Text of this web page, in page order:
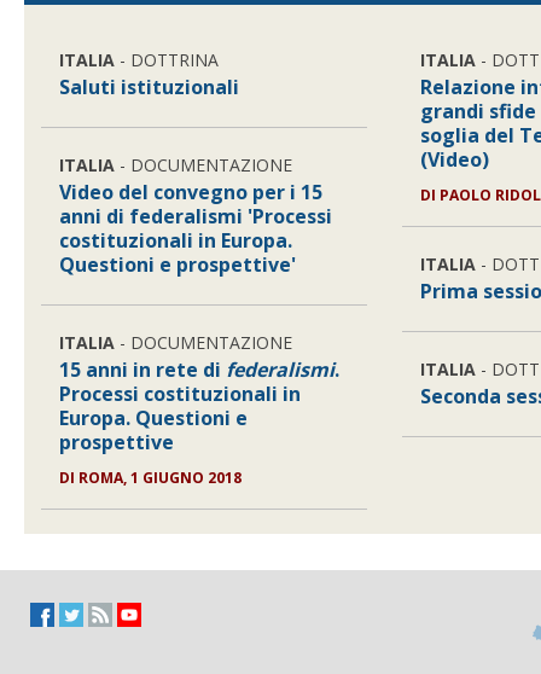
ITALIA - DOTTRINA
Saluti istituzionali
ITALIA - DOCUMENTAZIONE
Video del convegno per i 15
anni di federalismi 'Processi
costituzionali in Europa.
Questioni e prospettive'
ITALIA - DOCUMENTAZIONE
15 anni in rete di federalismi.
Processi costituzionali in
Europa. Questioni e
prospettive
DI ROMA, 1 GIUGNO 2018
ITALIA -
Relazione
grandi
soglia del
(Video)
DI PAOLO
ITALIA -
Prima
ITALIA -
Seconda